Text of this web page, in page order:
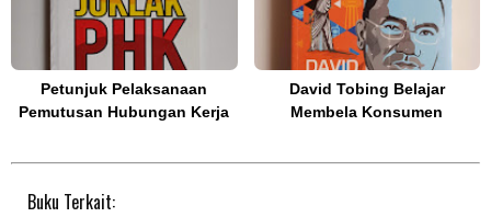
Petunjuk Pelaksanaan
Pemutusan Hubungan Kerja
David Tobing Belajar
Membela Konsumen
Buku Terkait: